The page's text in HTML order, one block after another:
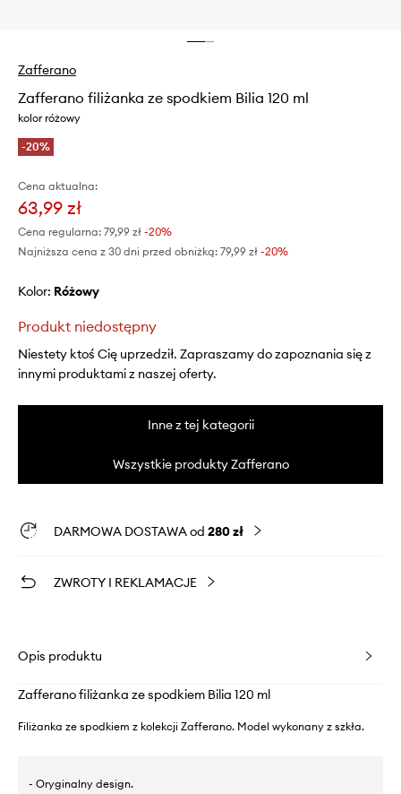
Zafferano
Zafferano filiżanka ze spodkiem Bilia 120 ml
kolor różowy
-20%
Cena aktualna:
63,99 zł
Cena regularna: 79,99 zł -20%
Najniższa cena z 30 dni przed obniżką: 79,99 zł -20%
Kolor: różowy
Produkt niedostępny
Niestety ktoś Cię uprzedził. Zapraszamy do zapoznania się z
innymi produktami z naszej oferty.
Inne z tej kategorii
Wszystkie produkty Zafferano
DARMOWA DOSTAWA od 280 zł
ZWROTY I REKLAMACJE
Opis produktu
Zafferano filiżanka ze spodkiem Bilia 120 ml
Filiżanka ze spodkiem z kolekcji Zafferano. Model wykonany z szkła.
- Oryginalny design.